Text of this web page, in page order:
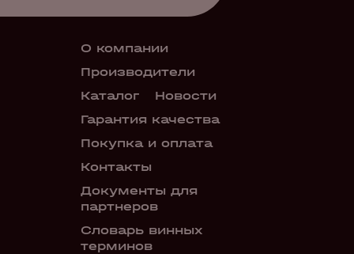
О компании
Производители
Каталог
Новости
Гарантия качества
Покупка и оплата
Контакты
Документы для
партнеров
Словарь винных
терминов